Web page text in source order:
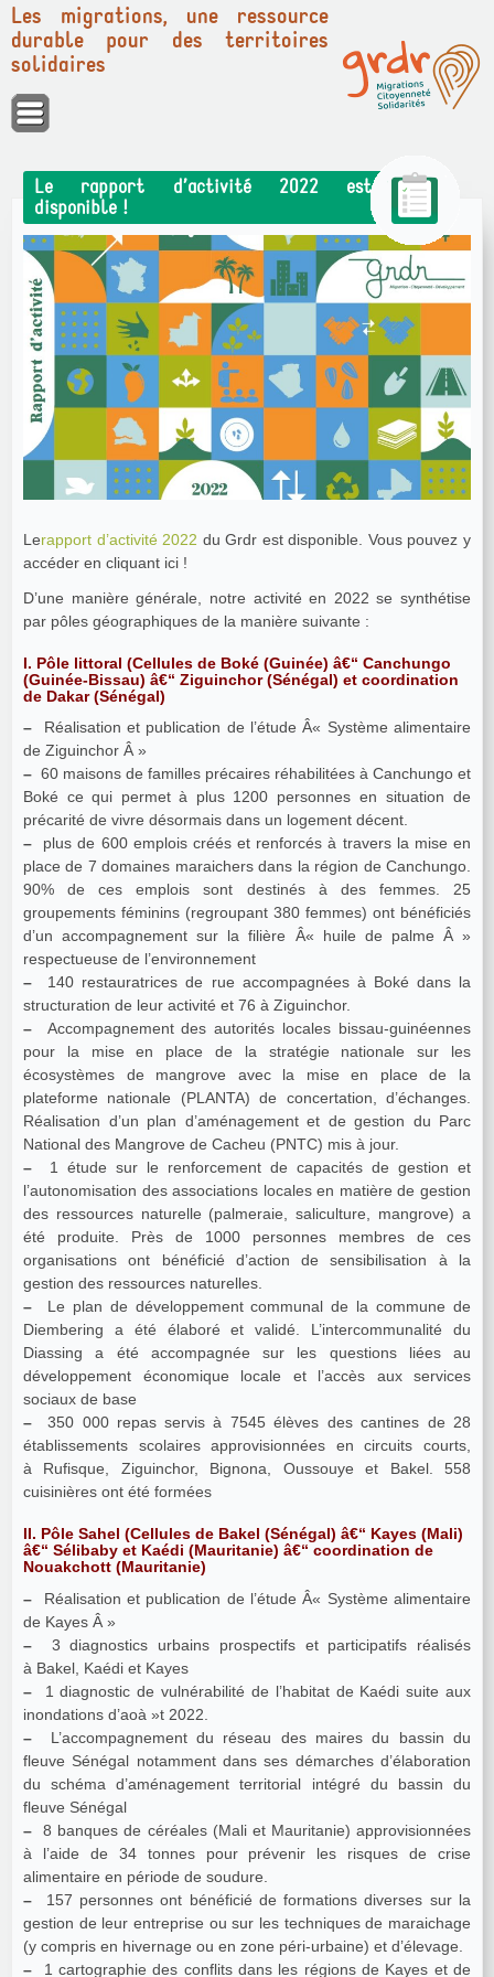
Panneau de gestion des cookies
Les migrations, une ressource
durable pour des territoires
solidaires
Le rapport d’activité 2022 est
disponible !
Lerapport d’activité 2022 du Grdr est disponible. Vous pouvez y
accéder en cliquant ici !
D’une manière générale, notre activité en 2022 se synthétise
par pôles géographiques de la manière suivante :
I. Pôle littoral (Cellules de Boké (Guinée) â€“ Canchungo
(Guinée-Bissau) â€“ Ziguinchor (Sénégal) et coordination
de Dakar (Sénégal)
– Réalisation et publication de l’étude Â« Système alimentaire
de Ziguinchor Â »
– 60 maisons de familles précaires réhabilitées à Canchungo et
Boké ce qui permet à plus 1200 personnes en situation de
précarité de vivre désormais dans un logement décent.
– plus de 600 emplois créés et renforcés à travers la mise en
place de 7 domaines maraichers dans la région de Canchungo.
90% de ces emplois sont destinés à des femmes. 25
groupements féminins (regroupant 380 femmes) ont bénéficiés
d’un accompagnement sur la filière Â« huile de palme Â »
respectueuse de l’environnement
– 140 restauratrices de rue accompagnées à Boké dans la
structuration de leur activité et 76 à Ziguinchor.
– Accompagnement des autorités locales bissau-guinéennes
pour la mise en place de la stratégie nationale sur les
écosystèmes de mangrove avec la mise en place de la
plateforme nationale (PLANTA) de concertation, d’échanges.
Réalisation d’un plan d’aménagement et de gestion du Parc
National des Mangrove de Cacheu (PNTC) mis à jour.
– 1 étude sur le renforcement de capacités de gestion et
l’autonomisation des associations locales en matière de gestion
des ressources naturelle (palmeraie, saliculture, mangrove) a
été produite. Près de 1000 personnes membres de ces
organisations ont bénéficié d’action de sensibilisation à la
gestion des ressources naturelles.
– Le plan de développement communal de la commune de
Diembering a été élaboré et validé. L’intercommunalité du
Diassing a été accompagnée sur les questions liées au
développement économique locale et l’accès aux services
sociaux de base
– 350 000 repas servis à 7545 élèves des cantines de 28
établissements scolaires approvisionnées en circuits courts,
à Rufisque, Ziguinchor, Bignona, Oussouye et Bakel. 558
cuisinières ont été formées
II. Pôle Sahel (Cellules de Bakel (Sénégal) â€“ Kayes (Mali)
â€“ Sélibaby et Kaédi (Mauritanie) â€“ coordination de
Nouakchott (Mauritanie)
– Réalisation et publication de l’étude Â« Système alimentaire
de Kayes Â »
– 3 diagnostics urbains prospectifs et participatifs réalisés
à Bakel, Kaédi et Kayes
– 1 diagnostic de vulnérabilité de l’habitat de Kaédi suite aux
inondations d’aoà »t 2022.
– L’accompagnement du réseau des maires du bassin du
fleuve Sénégal notamment dans ses démarches d’élaboration
du schéma d’aménagement territorial intégré du bassin du
fleuve Sénégal
– 8 banques de céréales (Mali et Mauritanie) approvisionnées
à l’aide de 34 tonnes pour prévenir les risques de crise
alimentaire en période de soudure.
– 157 personnes ont bénéficié de formations diverses sur la
gestion de leur entreprise ou sur les techniques de maraichage
(y compris en hivernage ou en zone péri-urbaine) et d’élevage.
– 1 cartographie des conflits dans les régions de Kayes et de